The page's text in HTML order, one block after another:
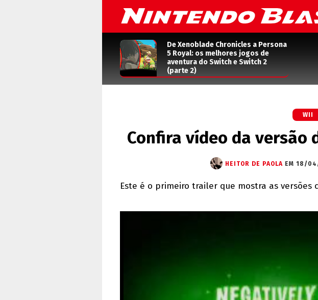
De Xenoblade Chronicles a Persona
5 Royal: os melhores jogos de
aventura do Switch e Switch 2
(parte 2)
WII
Confira vídeo da versão
HEITOR DE PAOLA EM 18/
Este é o primeiro trailer que mostra as versões